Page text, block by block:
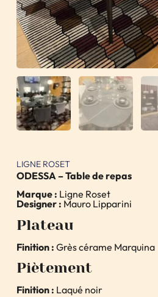
LIGNE ROSET
ODESSA – Table de repas
Marque : Ligne Roset
Designer : Mauro Lipparini
Plateau
Finition : Grès cérame Marquina
Piètement
Finition : Laqué noir